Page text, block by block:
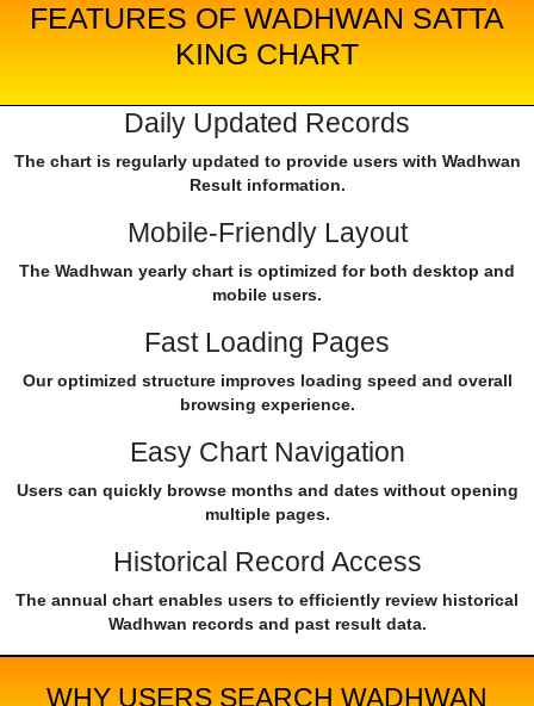
FEATURES OF WADHWAN SATTA
KING CHART
Daily Updated Records
The chart is regularly updated to provide users with Wadhwan
Result information.
Mobile-Friendly Layout
The Wadhwan yearly chart is optimized for both desktop and
mobile users.
Fast Loading Pages
Our optimized structure improves loading speed and overall
browsing experience.
Easy Chart Navigation
Users can quickly browse months and dates without opening
multiple pages.
Historical Record Access
The annual chart enables users to efficiently review historical
Wadhwan records and past result data.
WHY USERS SEARCH WADHWAN